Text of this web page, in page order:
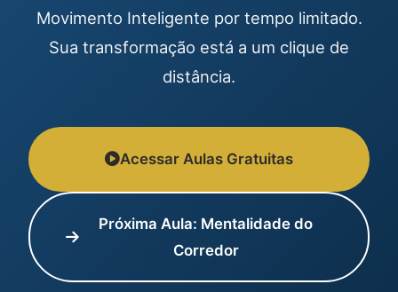
Movimento Inteligente por tempo limitado.
Sua transformação está a um clique de
distância.
Acessar Aulas Gratuitas
Próxima Aula: Mentalidade do
Corredor